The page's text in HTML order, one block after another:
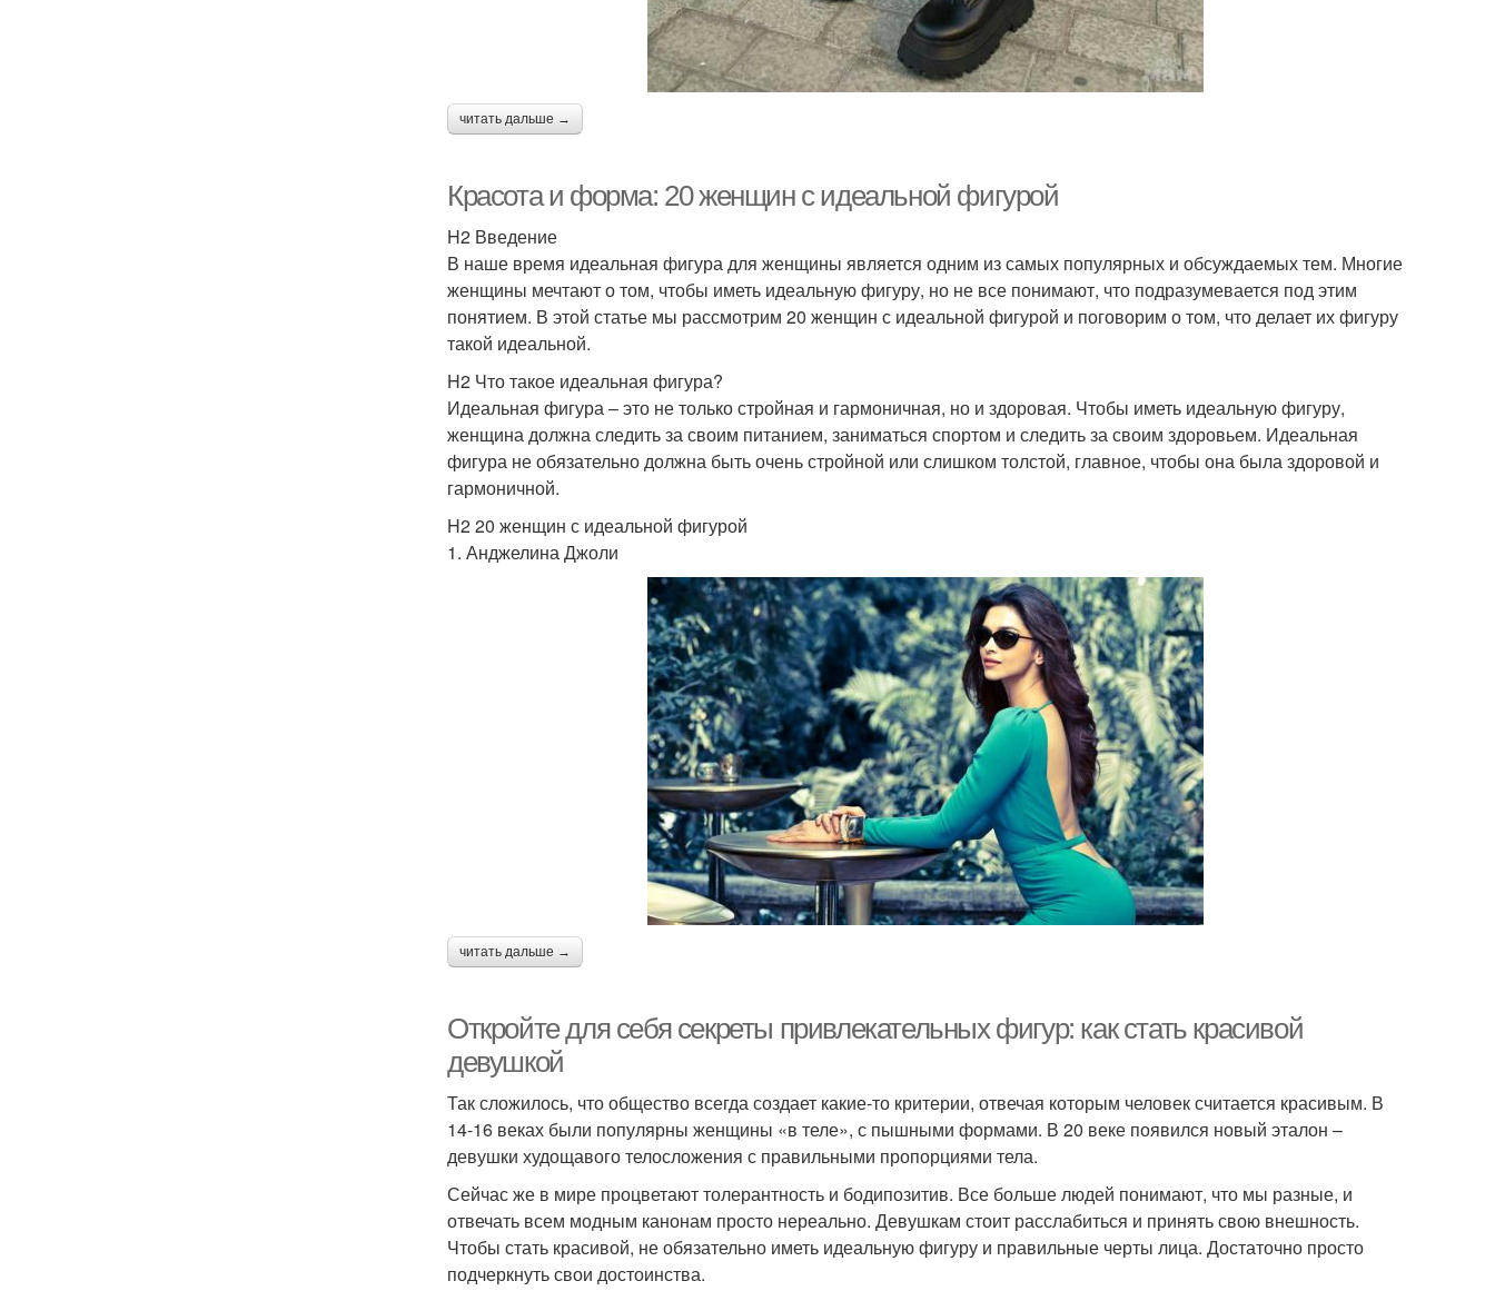
читать дальше →
Красота и форма: 20 женщин с идеальной фигурой
H2 Введение
В наше время идеальная фигура для женщины является одним из самых популярных и обсуждаемых тем. Многие
женщины мечтают о том, чтобы иметь идеальную фигуру, но не все понимают, что подразумевается под этим
понятием. В этой статье мы рассмотрим 20 женщин с идеальной фигурой и поговорим о том, что делает их фигуру
такой идеальной.
H2 Что такое идеальная фигура?
Идеальная фигура – это не только стройная и гармоничная, но и здоровая. Чтобы иметь идеальную фигуру,
женщина должна следить за своим питанием, заниматься спортом и следить за своим здоровьем. Идеальная
фигура не обязательно должна быть очень стройной или слишком толстой, главное, чтобы она была здоровой и
гармоничной.
H2 20 женщин с идеальной фигурой
1. Анджелина Джоли
читать дальше →
Откройте для себя секреты привлекательных фигур: как стать красивой
девушкой
Так сложилось, что общество всегда создает какие-то критерии, отвечая которым человек считается красивым. В
14-16 веках были популярны женщины «в теле», с пышными формами. В 20 веке появился новый эталон –
девушки худощавого телосложения с правильными пропорциями тела.
Сейчас же в мире процветают толерантность и бодипозитив. Все больше людей понимают, что мы разные, и
отвечать всем модным канонам просто нереально. Девушкам стоит расслабиться и принять свою внешность.
Чтобы стать красивой, не обязательно иметь идеальную фигуру и правильные черты лица. Достаточно просто
подчеркнуть свои достоинства.